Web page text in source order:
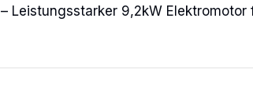
– Leistungsstarker 9,2kW